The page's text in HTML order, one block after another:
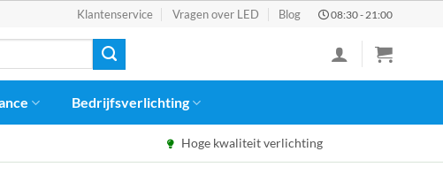
Klantenservice Vragen over LED Blog 08:30 - 21:00
Bedrijfsverlichting
Hoge kwaliteit verlichting